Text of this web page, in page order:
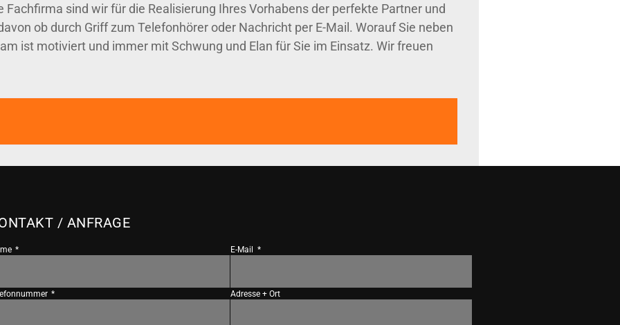
sind wir für die Realisierung Ihres Vorhabens der perfekte Partner und
ob durch Griff zum Telefonhörer oder Nachricht per E-Mail. Worauf Sie neben
ist motiviert und immer mit Schwung und Elan für Sie im Einsatz. Wir freuen
/ ANFRAGE
E-Mail
Adresse + Ort